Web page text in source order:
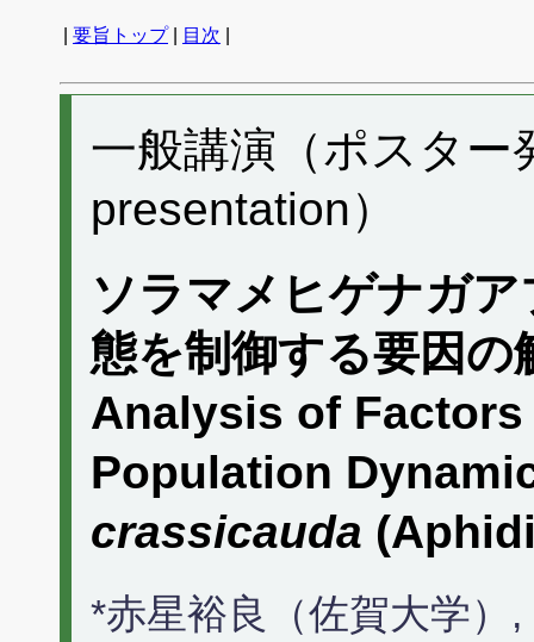
要旨トップ| 目次
一般講演（ポスタ
presentation）
ソラマメヒゲナガ
態を制御する要因の
Analysis of
Population
crassicauda
*赤星裕良（佐賀大学）